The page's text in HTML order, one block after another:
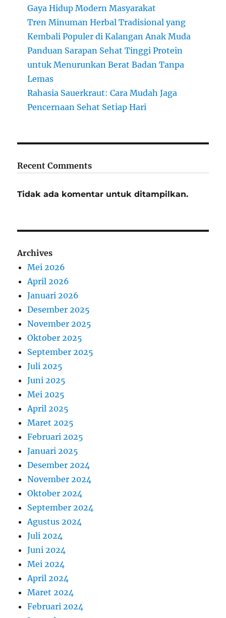
Gaya Hidup Modern Masyarakat
Tren Minuman Herbal Tradisional yang
Kembali Populer di Kalangan Anak Muda
Panduan Sarapan Sehat Tinggi Protein
untuk Menurunkan Berat Badan Tanpa
Lemas
Rahasia Sauerkraut: Cara Mudah Jaga
Pencernaan Sehat Setiap Hari
Recent Comments
Tidak ada komentar untuk ditampilkan.
Archives
Mei 2026
April 2026
Januari 2026
Desember 2025
November 2025
Oktober 2025
September 2025
Juli 2025
Juni 2025
Mei 2025
April 2025
Maret 2025
Februari 2025
Januari 2025
Desember 2024
November 2024
Oktober 2024
September 2024
Agustus 2024
Juli 2024
Juni 2024
Mei 2024
April 2024
Maret 2024
Februari 2024